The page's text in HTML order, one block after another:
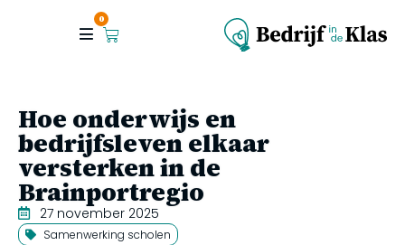
0
Hoe onderwijs en
bedrijfsleven elkaar
versterken in de
Brainportregio
27 november 2025
Samenwerking scholen